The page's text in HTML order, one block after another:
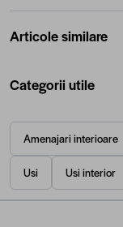
Articole similare
Categorii utile
Amenajari interioare
Usi Usi interior